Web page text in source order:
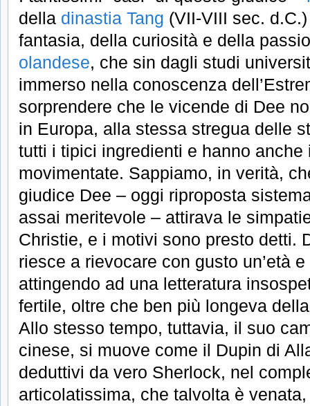
della dinastia Tang (VII-VIII sec.
fantasia, della curiosità e della
olandese, che sin dagli studi
immerso nella conoscenza
sorprendere che le vicende di Dee
in Europa, alla stessa stregua delle
tutti i tipici ingredienti e hanno
movimentate. Sappiamo, in verità,
giudice Dee – oggi riproposta
assai meritevole – attirava le
Christie, e i motivi sono presto detti.
riesce a rievocare con gusto un’età
attingendo ad una letteratura
fertile, oltre che ben più longeva
Allo stesso tempo, tuttavia, il suo
cinese, si muove come il Dupin di
deduttivi da vero Sherlock, nel
articolatissima, che talvolta è